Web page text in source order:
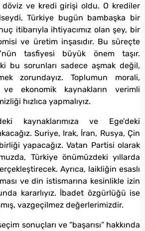
döviz ve kredi girişi oldu. O krediler
Türkiye bugün bambaşka bir
itibarıyla ihtiyacımız olan şey, bir
ve üretim inşasıdır. Bu süreçte
tasfiyesi büyük önem taşır.
bu sorunları sadece aşmak değil,
zorundayız. Toplumun morali,
ekonomik kaynakların verimli
hızlıca yapmalıyız.
kaynaklarımıza ve Ege’deki
Suriye, Irak, İran, Rusya, Çin
yapacağız. Vatan Partisi olarak
Türkiye önümüzdeki yıllarda
Ayrıca, laikliğin esaslı
ve din istismarına kesinlikle izin
kararlıyız. İbadet özgürlüğü ise
vazgeçilmez değerlerimizdir.
sonuçları ve “başarısı” hakkında